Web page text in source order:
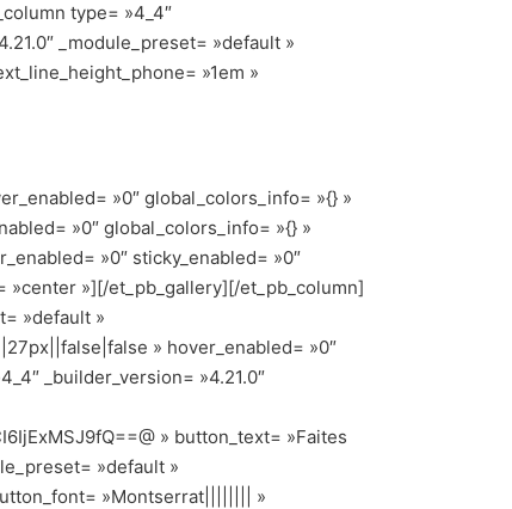
type= »4_4″
_module_preset= »default »
»1em »
»0″ global_colors_info= »{} »
»0″ global_colors_info= »{} »
»0″ sticky_enabled= »0″
»center »][/et_pb_gallery][/et_pb_column]
»default »
» hover_enabled= »0″
_builder_version= »4.21.0″
» button_text= »Faites
»default »
»Montserrat|||||||| »